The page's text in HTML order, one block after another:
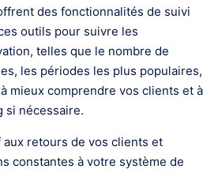
des fonctionnalités de suivi
outils pour suivre les
telles que le nombre de
les périodes les plus populaires,
mieux comprendre vos clients et à
si nécessaire.
aux retours de vos clients et
constantes à votre système de